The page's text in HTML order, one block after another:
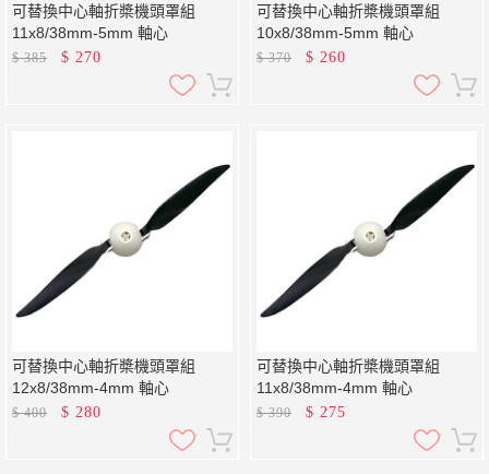
可替換中心軸折槳機頭罩組
11x8/38mm-5mm 軸心
$385 $ 270
可替換中心軸折槳機頭罩組
10x8/38mm-5mm 軸心
$370 $ 260
可替換中心軸折槳機頭罩組
12x8/38mm-4mm 軸心
$400 $ 280
可替換中心軸折槳機頭罩組
11x8/38mm-4mm 軸心
$390 $ 275